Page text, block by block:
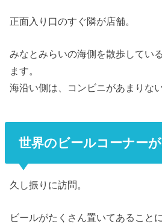
正面入り口のすぐ隣が店舗。
みなとみらいの海側を散歩してい
ます。
海沿い側は、コンビニがあまりな
世界のビールコーナー
久し振りに訪問。
ビールがたくさん置いてあること